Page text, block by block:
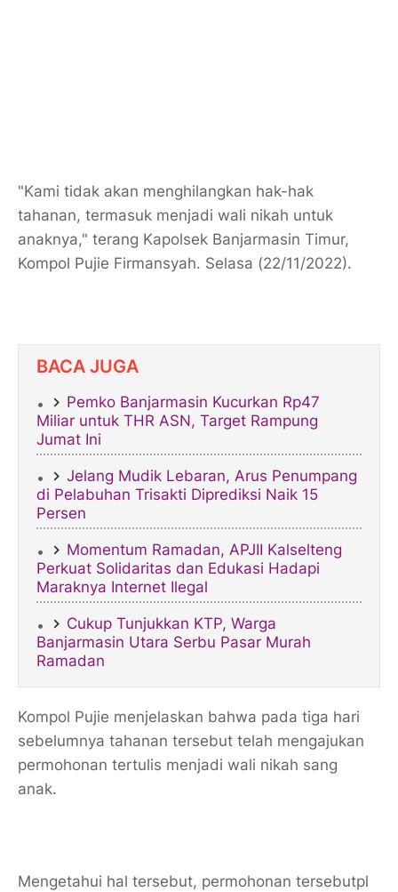
"Kami tidak akan menghilangkan hak-hak
tahanan, termasuk menjadi wali nikah untuk
anaknya," terang Kapolsek Banjarmasin Timur,
Kompol Pujie Firmansyah. Selasa (22/11/2022).
BACA JUGA
Pemko Banjarmasin Kucurkan Rp47
Miliar untuk THR ASN, Target Rampung
Jumat Ini
​Jelang Mudik Lebaran, Arus Penumpang
di Pelabuhan Trisakti Diprediksi Naik 15
Persen​
​Momentum Ramadan, APJII Kalselteng
Perkuat Solidaritas dan Edukasi Hadapi
Maraknya Internet Ilegal
Cukup Tunjukkan KTP, Warga
Banjarmasin Utara Serbu Pasar Murah
Ramadan ​
Kompol Pujie menjelaskan bahwa pada tiga hari
sebelumnya tahanan tersebut telah mengajukan
permohonan tertulis menjadi wali nikah sang
anak.
Mengetahui hal tersebut, permohonan tersebutpl